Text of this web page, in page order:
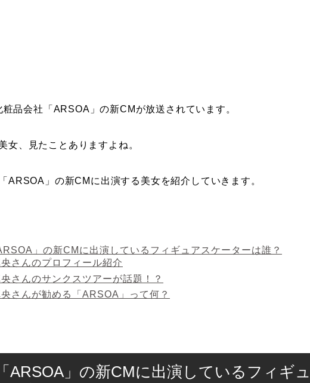
品会社「ARSOA」の新CMが放送されています。
女、見たことありますよね。
ARSOA」の新CMに出演する美女を紹介していきます。
」の新CMに出演しているフィギュアスケーターは誰？
さんのプロフィール紹介
さんのサンクスツアーが話題！？
さんが勧める「ARSOA」って何？
ARSOA」の新CMに出演しているフィギュ